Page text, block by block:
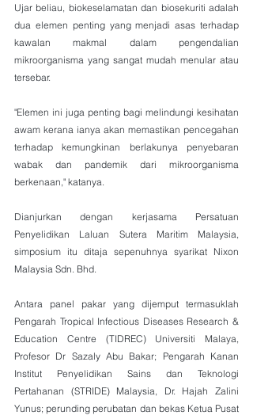
Ujar beliau, biokeselamatan dan biosekuriti adalah
dua elemen penting yang menjadi asas terhadap
kawalan makmal dalam pengendalian
mikroorganisma yang sangat mudah menular atau
tersebar.
"Elemen ini juga penting bagi melindungi kesihatan
awam kerana ianya akan memastikan pencegahan
terhadap kemungkinan berlakunya penyebaran
wabak dan pandemik dari mikroorganisma
berkenaan," katanya.
Dianjurkan dengan kerjasama Persatuan
Penyelidikan Laluan Sutera Maritim Malaysia,
simposium itu ditaja sepenuhnya syarikat Nixon
Malaysia Sdn. Bhd.
Antara panel pakar yang dijemput termasuklah
Pengarah Tropical Infectious Diseases Research &
Education Centre (TIDREC) Universiti Malaya,
Profesor Dr Sazaly Abu Bakar; Pengarah Kanan
Institut Penyelidikan Sains dan Teknologi
Pertahanan (STRIDE) Malaysia, Dr. Hajah Zalini
Yunus; perunding perubatan dan bekas Ketua Pusat